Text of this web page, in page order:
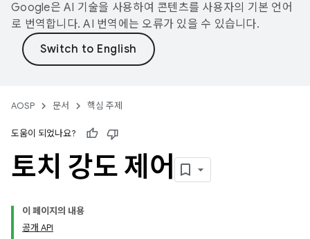
Google은 AI 기술을 사용하여 콘텐츠를 사용자의 기본 언어
로 번역합니다. AI 번역에는 오류가 있을 수 있습니다.
AOSP 문서 핵심 주제
도움이 되었나요?
토치 강도 제어
이 페이지의 내용
공개 API